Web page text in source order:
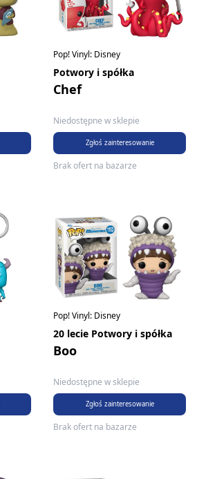
Pop! Vinyl: Disney
Potwory i spółka
Chef
Niedostępne w sklepie
Zgłoś zainteresowanie
Brak ofert na bazarze
Pop! Vinyl: Disney
20 lecie Potwory i spółka
Boo
Niedostępne w sklepie
Zgłoś zainteresowanie
Brak ofert na bazarze